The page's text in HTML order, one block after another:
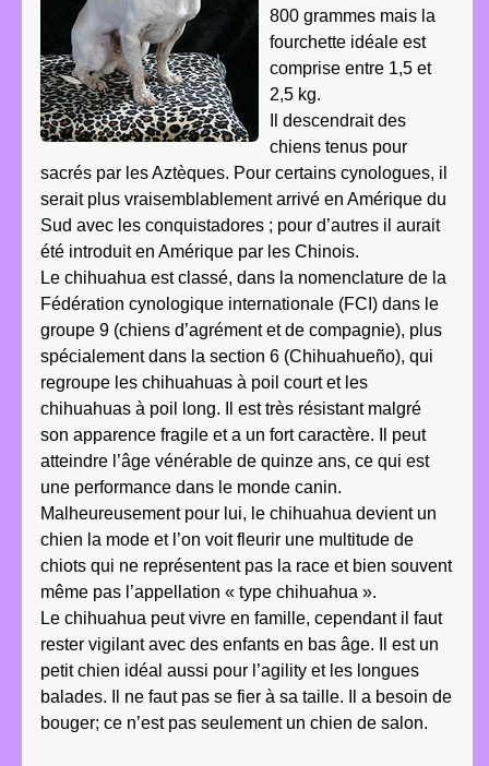
800 grammes mais la
fourchette idéale est
comprise entre 1,5 et
2,5 kg.
Il descendrait des
chiens tenus pour
sacrés par les Aztèques. Pour certains cynologues, il
serait plus vraisemblablement arrivé en Amérique du
Sud avec les conquistadores ; pour d’autres il aurait
été introduit en Amérique par les Chinois.
Le chihuahua est classé, dans la nomenclature de la
Fédération cynologique internationale (FCI) dans le
groupe 9 (chiens d’agrément et de compagnie), plus
spécialement dans la section 6 (Chihuahueño), qui
regroupe les chihuahuas à poil court et les
chihuahuas à poil long. Il est très résistant malgré
son apparence fragile et a un fort caractère. Il peut
atteindre l’âge vénérable de quinze ans, ce qui est
une performance dans le monde canin.
Malheureusement pour lui, le chihuahua devient un
chien la mode et l’on voit fleurir une multitude de
chiots qui ne représentent pas la race et bien souvent
même pas l’appellation « type chihuahua ».
Le chihuahua peut vivre en famille, cependant il faut
rester vigilant avec des enfants en bas âge. Il est un
petit chien idéal aussi pour l’agility et les longues
balades. Il ne faut pas se fier à sa taille. Il a besoin de
bouger; ce n’est pas seulement un chien de salon.